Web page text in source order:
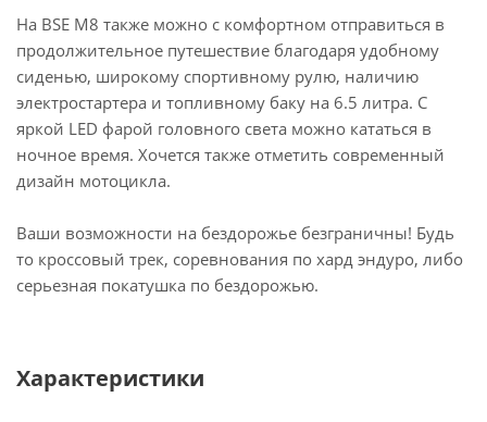
На BSE M8 также можно с комфортном отправиться в
продолжительное путешествие благодаря удобному
сиденью, широкому спортивному рулю, наличию
электростартера и топливному баку на 6.5 литра. C
яркой LED фарой головного света можно кататься в
ночное время. Хочется также отметить современный
дизайн мотоцикла.
Ваши возможности на бездорожье безграничны! Будь
то кроссовый трек, соревнования по хард эндуро, либо
серьезная покатушка по бездорожью.
Характеристики